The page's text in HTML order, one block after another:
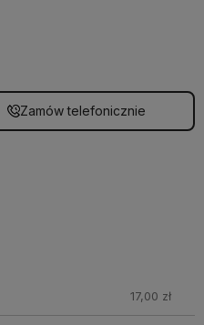
Zamów telefonicznie
17,00 zł